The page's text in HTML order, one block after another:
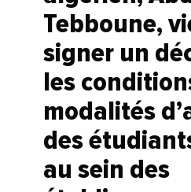
Tebboune,
signer un
les
modalités
des
au sein des